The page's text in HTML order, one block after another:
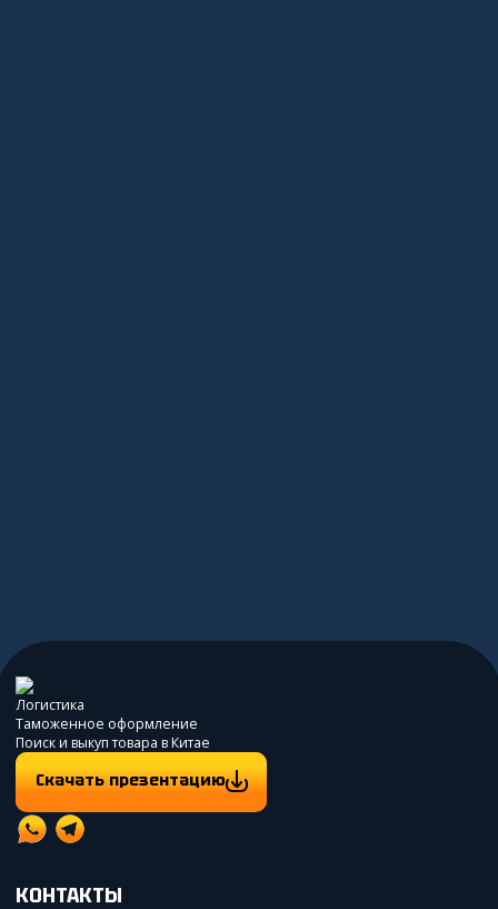
Логистика
Таможенное оформление
Поиск и выкуп товара в Китае
Скачать презентацию
КОНТАКТЫ